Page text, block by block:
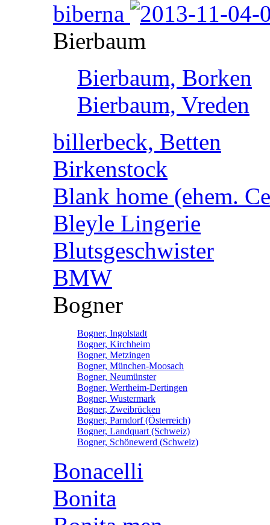
biberna
Bierbaum
Bierbaum, Borken
Bierbaum, Vreden
billerbeck, Betten
Birkenstock
Blank home (ehem.
Bleyle Lingerie
Blutsgeschwister
BMW
Bogner
Bogner, Ingolstadt
Bogner, Kirchheim
Bogner, Metzingen
Bogner, München-Moosach
Bogner, Neumünster
Bogner, Wertheim-Dertingen
Bogner, Wustermark
Bogner, Zweibrücken
Bogner, Parndorf (Österreich)
Bogner, Landquart (Schweiz)
Bogner, Schönewerd (Schweiz)
Bonacelli
Bonita